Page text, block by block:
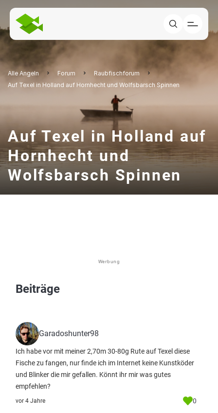
Alle Angeln Forum
Raubfischforum
Auf Texel in Holland auf Hornhecht und Wolfsbarsch Spinnen
Auf Texel in Holland auf
Hornhecht und
Wolfsbarsch Spinnen
Werbung
Beiträge
Garadoshunter98
Ich habe vor mit meiner 2,70m 30-80g Rute auf Texel diese
Fische zu fangen, nur finde ich im Internet keine Kunstköder
und Blinker die mir gefallen. Könnt ihr mir was gutes
empfehlen?
vor 4 Jahre 0